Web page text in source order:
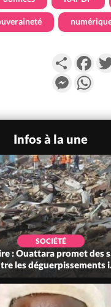
Partager
Infos à la une
SOCIÉTÉ
: Ouattara promet des
les déguerpissements